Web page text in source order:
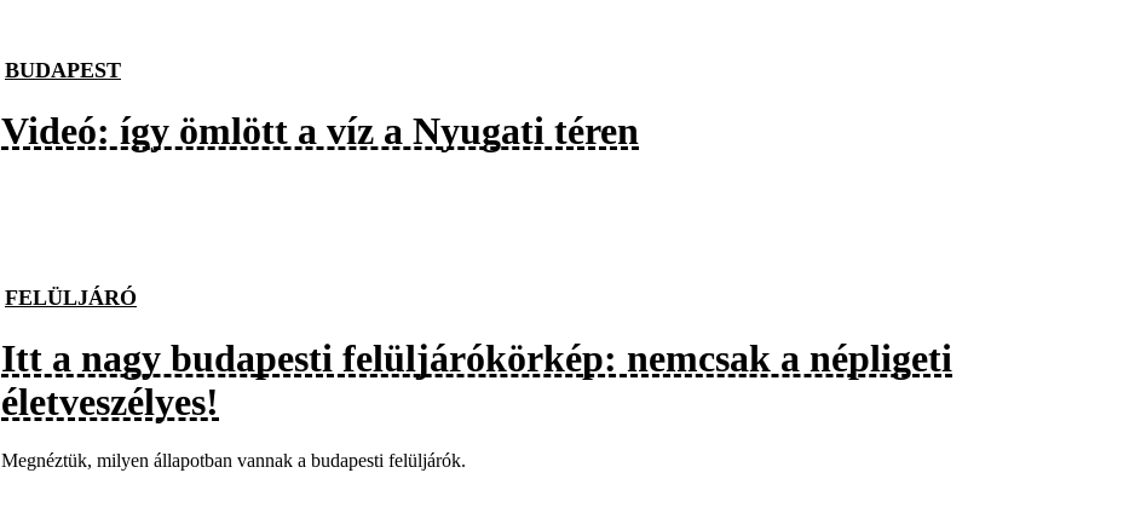
BUDAPEST
Videó: így ömlött a víz a Nyugati téren
FELÜLJÁRÓ
Itt a nagy budapesti felüljárókörkép: nemcsak a népligeti
életveszélyes!
Megnéztük, milyen állapotban vannak a budapesti felüljárók.